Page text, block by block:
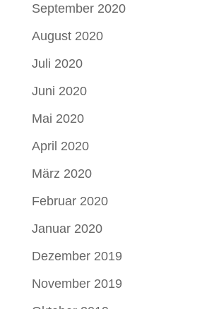
September 2020
August 2020
Juli 2020
Juni 2020
Mai 2020
April 2020
März 2020
Februar 2020
Januar 2020
Dezember 2019
November 2019